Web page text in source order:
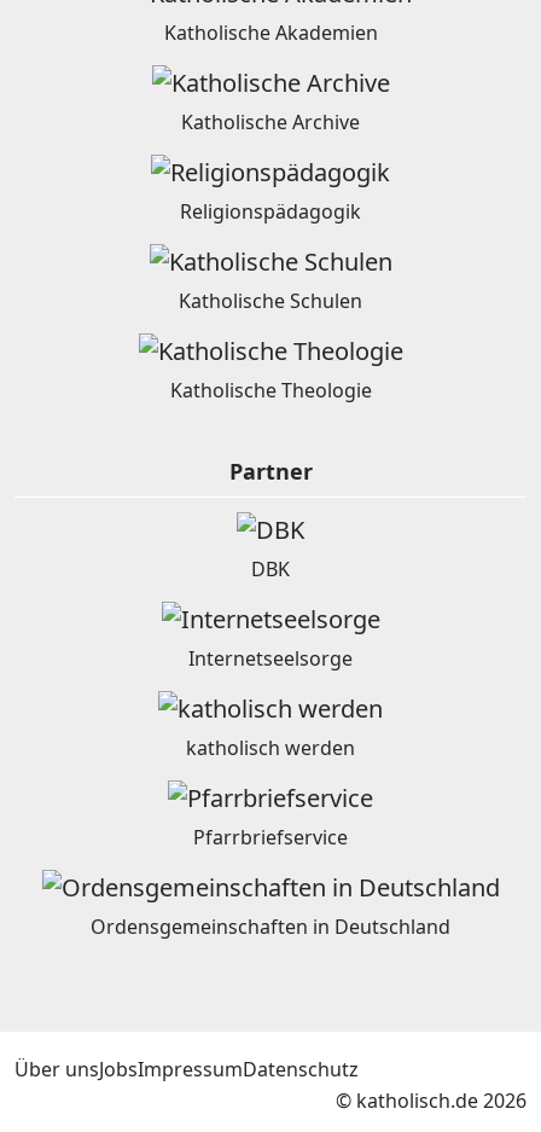
Katholische Akademien
Katholische Archive
Religionspädagogik
Katholische Schulen
Katholische Theologie
Partner
DBK
Internetseelsorge
katholisch werden
Pfarrbriefservice
Ordensgemeinschaften in Deutschland
Über unsJobsImpressumDatenschutz
© katholisch.de 2026